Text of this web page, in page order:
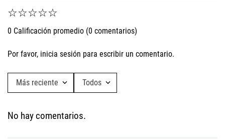
☆☆☆☆☆
0 Calificación promedio (0 comentarios)
Por favor, inicia sesión para escribir un comentario.
Más reciente Todos
No hay comentarios.